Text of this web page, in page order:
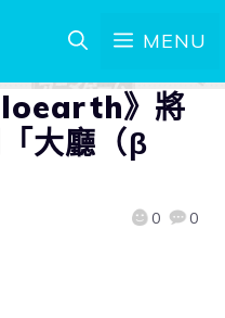
MENU
》將
大廳（β
0 0